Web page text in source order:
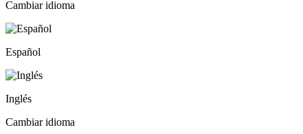
Cambiar idioma
Español
Inglés
Cambiar idioma